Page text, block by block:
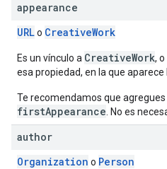
appearance
URLo CreativeWork
Es un vínculo a CreativeWork,
esa propiedad, en la que aparece
Te recomendamos que agregues
firstAppearance . No es
author
Organization o Person